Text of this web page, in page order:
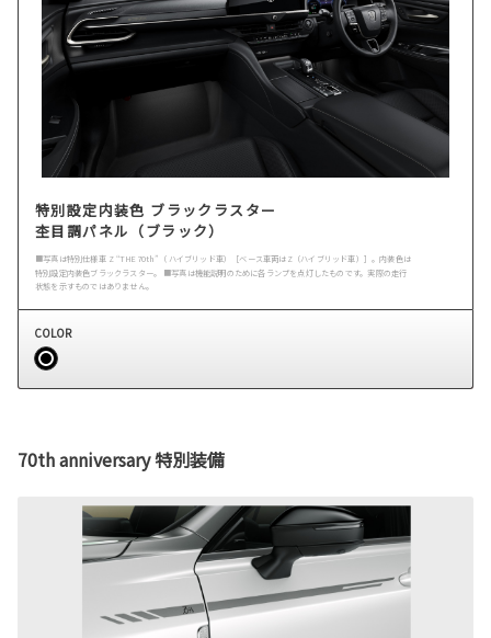
特別設定内装色 ブラックラスター
杢目調パネル（ブラック）
■写真は特別仕様車 Z “THE 70th”（ ハイブリッド車）［ベース車両はZ（ハイブリッド車）］。内装色は
特別設定内装色ブラックラスター。 ■写真は機能説明のために各ランプを点灯したものです。実際の走行
状態を示すものではありません。
COLOR
70th anniversary 特別装備